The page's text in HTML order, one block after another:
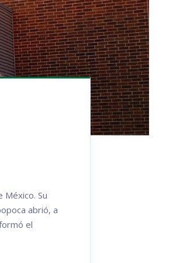
México. Su
abrió, a
el